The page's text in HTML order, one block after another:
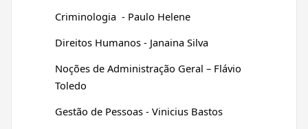
Criminologia - Paulo Helene
Direitos Humanos - Janaina Silva
Noções de Administração Geral – Flávio
Toledo
Gestão de Pessoas - Vinicius Bastos